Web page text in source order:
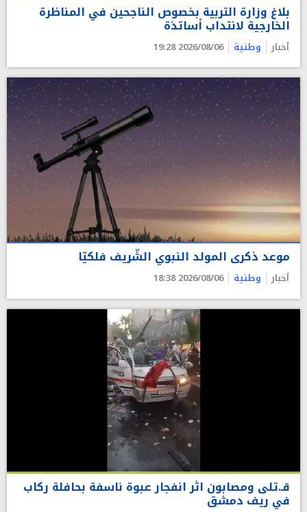
بلاغ وزارة التربية بخصوص الناجحين في المناظرة
الخارجية لانتداب أساتذة
أخبار وطنية 2026/08/06 19:28
موعد ذكرى المولد النبوي الشّريف فلكيّا
أخبار وطنية 2026/08/06 18:38
قـ.تلى ومصابون اثر انفجار عبوة ناسفة بحافلة ركاب
في ريف دمشق